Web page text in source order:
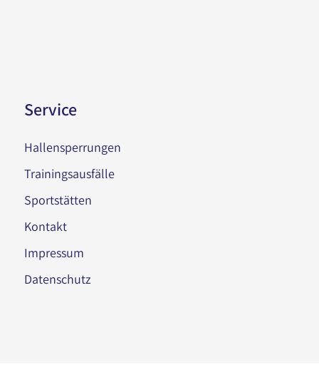
Service
Hallensperrungen
Trainingsausfälle
Sportstätten
Kontakt
Impressum
Datenschutz